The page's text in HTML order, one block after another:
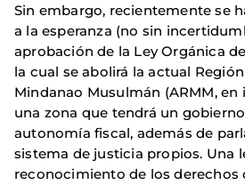
Sin embargo, recientemente se
a la esperanza (no sin
aprobación de la Ley Orgánica
la cual se abolirá la actual
Mindanao Musulmán (ARMM, en
una zona que tendrá un
autonomía fiscal, además de
sistema de justicia propios. Una
reconocimiento de los derechos